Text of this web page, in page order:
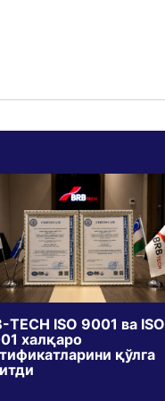
TECH ISO 9001 ва ISO
халқаро
қўлга